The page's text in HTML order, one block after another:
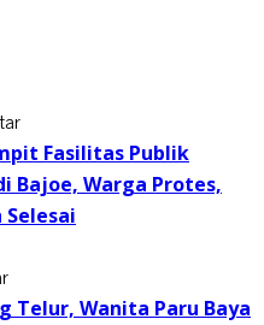
Fasilitas Publik
Bajoe, Warga Protes,
Selesai
Telur, Wanita Paru Baya